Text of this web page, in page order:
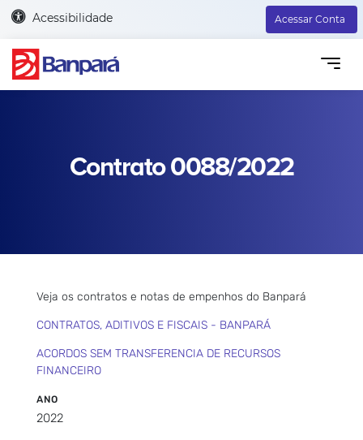
Acessibilidade Acessar Conta
Contrato 0088/2022
Veja os contratos e notas de empenhos do Banpará
CONTRATOS, ADITIVOS E FISCAIS - BANPARÁ
ACORDOS SEM TRANSFERENCIA DE RECURSOS
FINANCEIRO
ANO
2022